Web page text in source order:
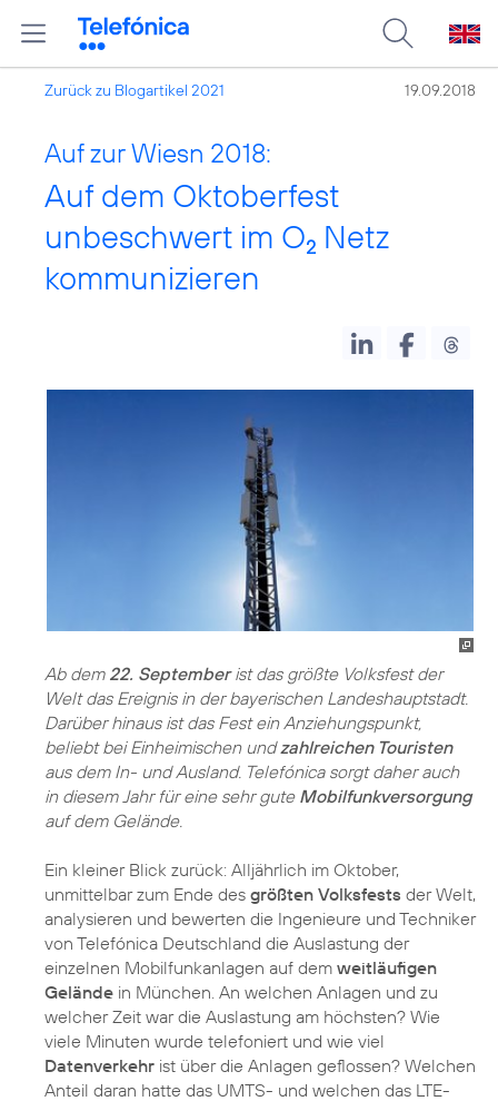
Zurück zu Blogartikel 2021 19.09.2018
Auf zur Wiesn 2018:
Auf dem Oktoberfest
unbeschwert im O2 Netz
kommunizieren
Ab dem 22. Septemberist das größte Volksfest der
Welt das Ereignis in der bayerischen Landeshauptstadt.
Darüber hinaus ist das Fest ein Anziehungspunkt,
beliebt bei Einheimischen undzahlreichen Touristen
aus dem In- und Ausland. Telefónica sorgt daher auch
in diesem Jahr für eine sehr gute Mobilfunkversorgung
auf dem Gelände.
Ein kleiner Blick zurück: Alljährlich im Oktober,
unmittelbar zum Ende des größten Volksfests der Welt,
analysieren und bewerten die Ingenieure und Techniker
von Telefónica Deutschland die Auslastung der
einzelnen Mobilfunkanlagen auf dem weitläufigen
Gelände in München. An welchen Anlagen und zu
welcher Zeit war die Auslastung am höchsten? Wie
viele Minuten wurde telefoniert und wie viel
Datenverkehr ist über die Anlagen geflossen? Welchen
Anteil daran hatte das UMTS- und welchen das LTE-